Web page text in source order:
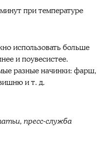
при температуре
использовать больше
и поувесистее.
разные начинки: фарш,
и т. д.
пресс-служба